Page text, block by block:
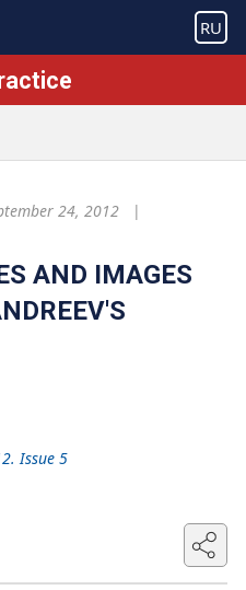
RU
24, 2012
AND IMAGES
Issue 5